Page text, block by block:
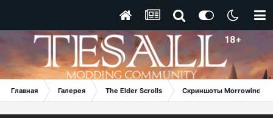
Главная Галерея The Elder Scrolls Скриншоты Morrowind